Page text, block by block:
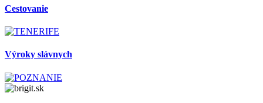
Cestovanie
Výroky slávnych